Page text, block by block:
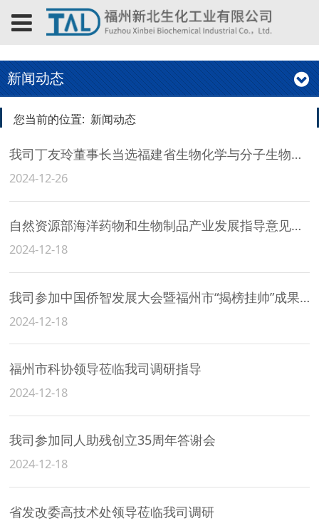
新闻动态
您当前的位置: 新闻动态
我司丁友玲董事长当选福建省生物化学与分子生物学学会第七届理事会理事
2024-12-26
自然资源部海洋药物和生物制品产业发展指导意见调研组及海洋经济高质量发展调研组莅临我司调研指导
2024-12-18
我司参加中国侨智发展大会暨福州市“揭榜挂帅”成果路演
2024-12-18
福州市科协领导莅临我司调研指导
2024-12-18
我司参加同人助残创立35周年答谢会
2024-12-18
省发改委高技术处领导莅临我司调研